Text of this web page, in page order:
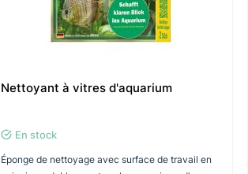
Nettoyant à vitres d'aquarium
En stock
Éponge de nettoyage avec surface de travail en